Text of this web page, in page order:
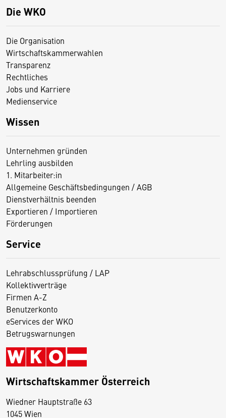
Die WKO
Die Organisation
Wirtschaftskammerwahlen
Transparenz
Rechtliches
Jobs und Karriere
Medienservice
Wissen
Unternehmen gründen
Lehrling ausbilden
1. Mitarbeiter:in
Allgemeine Geschäftsbedingungen / AGB
Dienstverhältnis beenden
Exportieren / Importieren
Förderungen
Service
Lehrabschlussprüfung / LAP
Kollektivverträge
Firmen A-Z
Benutzerkonto
eServices der WKO
Betrugswarnungen
Wirtschaftskammer Österreich
Wiedner Hauptstraße 63
1045 Wien
D